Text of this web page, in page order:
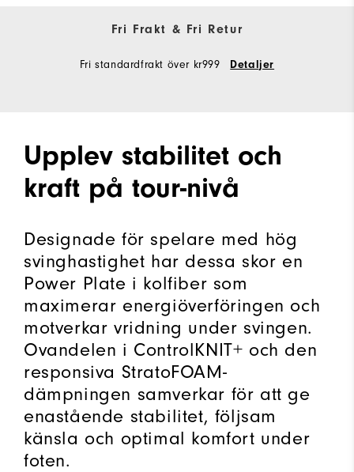
Fri Frakt & Fri Retur
Fri standardfrakt över kr999 Detaljer
Upplev stabilitet och
kraft på tour-nivå
Designade för spelare med hög
svinghastighet har dessa skor en
Power Plate i kolfiber som
maximerar energiöverföringen och
motverkar vridning under svingen.
Ovandelen i ControlKNIT+ och den
responsiva StratoFOAM-
dämpningen samverkar för att ge
enastående stabilitet, följsam
känsla och optimal komfort under
foten.